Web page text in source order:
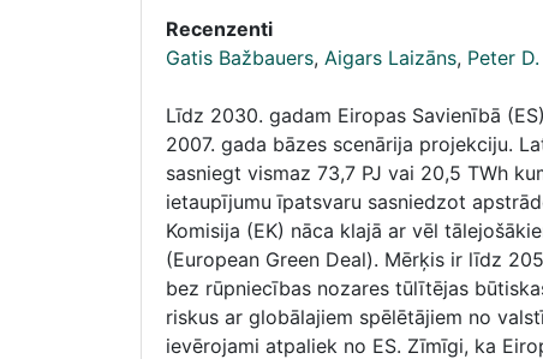
Recenzenti
Gatis Bažbauers, Aigars Laizāns, Peter
Līdz 2030. gadam Eiropas Savienībā
2007. gada bāzes scenārija projekciju.
sasniegt vismaz 73,7 PJ vai 20,5 TWh
ietaupījumu īpatsvaru sasniedzot
Komisija (EK) nāca klajā ar vēl
(European Green Deal). Mērķis ir līdz
bez rūpniecības nozares tūlītējas
riskus ar globālajiem spēlētājiem no
ievērojami atpaliek no ES. Zīmīgi, ka